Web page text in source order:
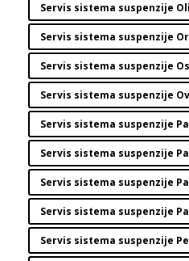
Servis sistema suspenzije
Servis sistema suspenzije
Servis sistema suspenzije
Servis sistema suspenzije
Servis sistema suspenzije
Servis sistema suspenzije
Servis sistema suspenzije
Servis sistema suspenzije
Servis sistema suspenzije